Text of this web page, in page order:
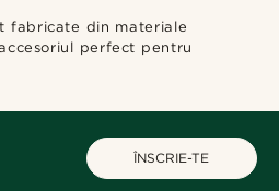
fabricate din materiale
perfect pentru
ÎNSCRIE-TE